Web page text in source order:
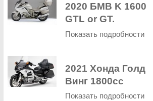
2020 БМВ K 1600
GTL or GT.
Показать подробности
2021 Хонда Голд
Винг 1800cc
Показать подробности